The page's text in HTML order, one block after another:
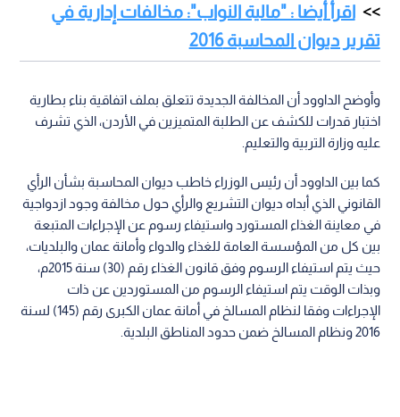
اقرأ أيضا : "مالية النواب": مخالفات إدارية في
تقرير ديوان المحاسبة 2016
وأوضح الداوود أن المخالفة الجديدة تتعلق بملف اتفاقية بناء بطارية
اختبار قدرات للكشف عن الطلبة المتميزين في الأردن، الذي تشرف
عليه وزارة التربية والتعليم.
كما بين الداوود أن رئيس الوزراء خاطب ديوان المحاسبة بشأن الرأي
القانوني الذي أبداه ديوان التشريع والرأي حول مخالفة وجود ازدواجية
في معاينة الغذاء المستورد واستيفاء رسوم عن الإجراءات المتبعة
بين كل من المؤسسة العامة للغذاء والدواء وأمانة عمان والبلديات،
حيث يتم استيفاء الرسوم وفق قانون الغذاء رقم (30) سنة 2015م،
وبذات الوقت يتم استيفاء الرسوم من المستوردين عن ذات
الإجراءات وفقا لنظام المسالخ في أمانة عمان الكبرى رقم (145) لسنة
2016 ونظام المسالخ ضمن حدود المناطق البلدية.